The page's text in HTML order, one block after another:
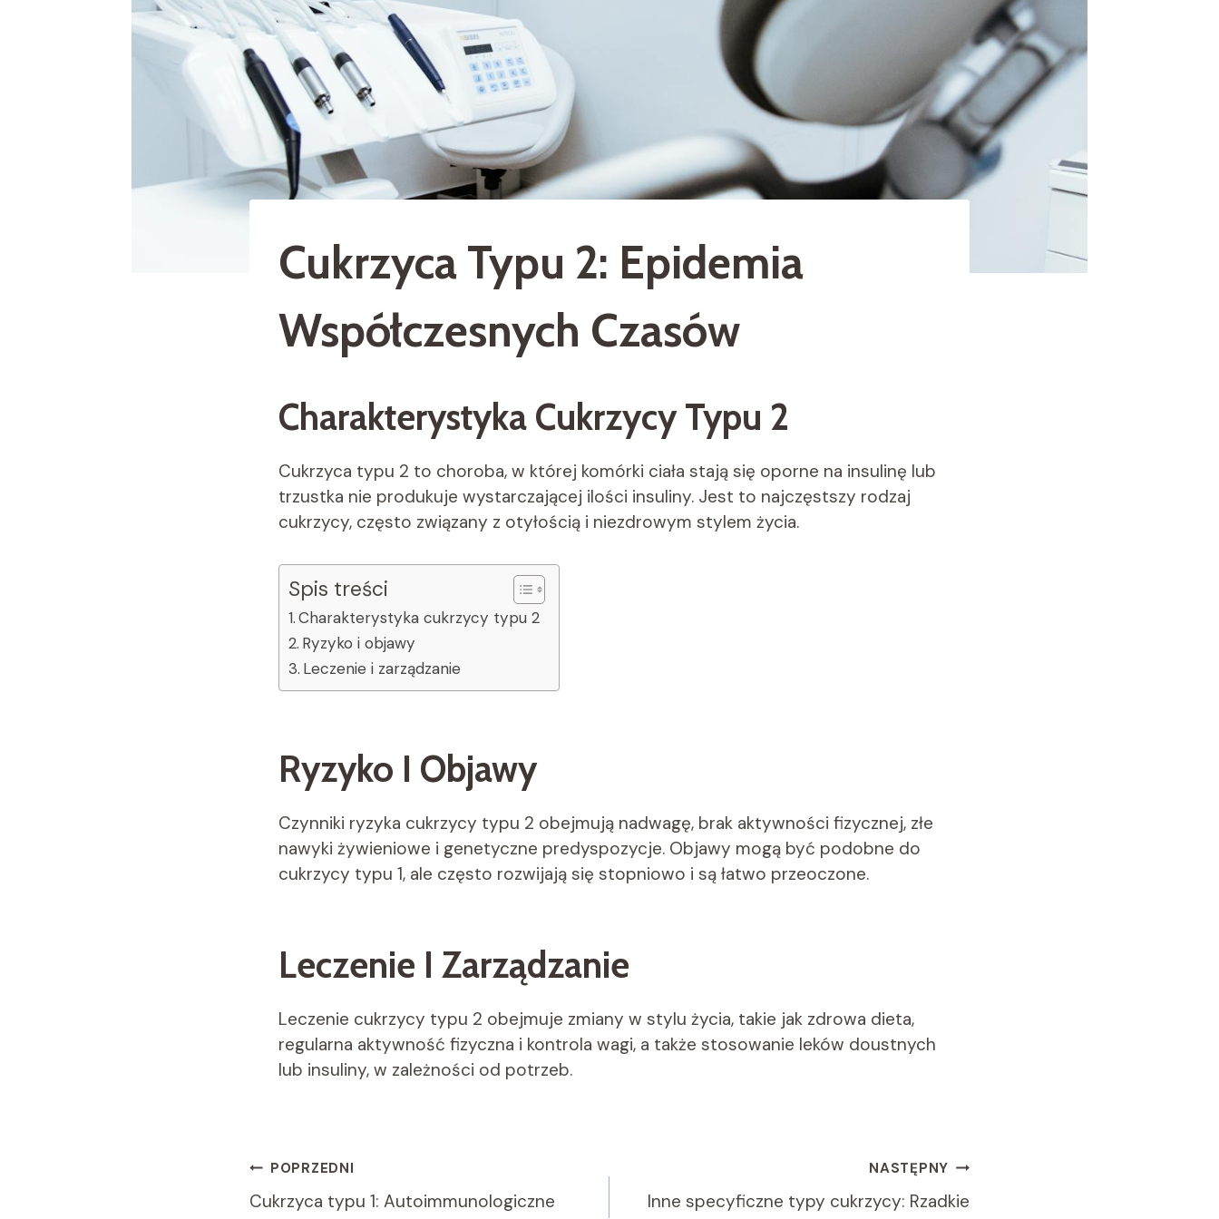
Cukrzyca Typu 2: Epidemia
Współczesnych Czasów
Charakterystyka Cukrzycy Typu 2
Cukrzyca typu 2 to choroba, w której komórki ciała stają się oporne na insulinę lub
trzustka nie produkuje wystarczającej ilości insuliny. Jest to najczęstszy rodzaj
cukrzycy, często związany z otyłością i niezdrowym stylem życia.
Spis treści
Charakterystyka cukrzycy typu 2
Ryzyko i objawy
Leczenie i zarządzanie
Ryzyko I Objawy
Czynniki ryzyka cukrzycy typu 2 obejmują nadwagę, brak aktywności fizycznej, złe
nawyki żywieniowe i genetyczne predyspozycje. Objawy mogą być podobne do
cukrzycy typu 1, ale często rozwijają się stopniowo i są łatwo przeoczone.
Leczenie I Zarządzanie
Leczenie cukrzycy typu 2 obejmuje zmiany w stylu życia, takie jak zdrowa dieta,
regularna aktywność fizyczna i kontrola wagi, a także stosowanie leków doustnych
lub insuliny, w zależności od potrzeb.
Nawigacja
POPRZEDNI
Cukrzyca typu 1: Autoimmunologiczne
NASTĘPNY
Inne specyficzne typy cukrzycy: Rzadkie